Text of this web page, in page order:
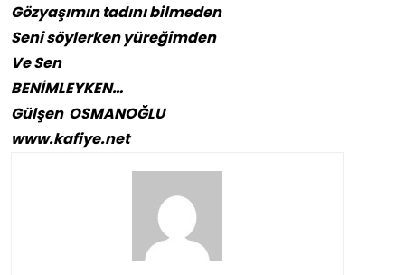
Gözyaşımın tadını bilmeden
Seni söylerken yüreğimden
Ve Sen
BENİMLEYKEN…
Gülşen OSMANOĞLU
www.kafiye.net